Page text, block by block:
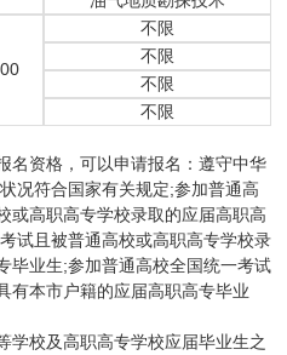
不限
不限
不限
不限
资格，可以申请报名：遵守中华
况符合国家有关规定;参加普通高
或高职高专学校录取的应届高职高
试且被普通高校或高职高专学校录
毕业生;参加普通高校全国统一考试
有本市户籍的应届高职高专毕业
校及高职高专学校应届毕业生之